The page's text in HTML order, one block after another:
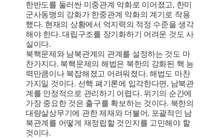
한반도를 둘러싼 미중관계 악화로 이어졌고, 한미
군사동맹의 강화가 한중관계 악화의 계기로 작용
했다. 현재의 상황에서 억지력의 적정 수준을 생각
해야 한다. 대립구조를 장기화하기 어려운 것도 사
실이다.
북핵문제와 남북관계의 관계를 설정하는 것도 마
찬가지다. 북핵문제의 해법은 북한의 강화된 핵 능
력만큼이나 복잡해졌고 어려워졌다. 해법도 마찬
가지일 것이다. 선핵 폐기론에 입각한다면, 남북관
계를 안정적으로 관리하기 어렵다. 위기의 순간에
가장 중요한 것은 출구를 확보하는 것이다. 북한의
대량살상무기에 관한 제재와 더불어, 포괄적인 남
북관계를 어떻게 재정립할 것인지를 고민해야 할
것이다.